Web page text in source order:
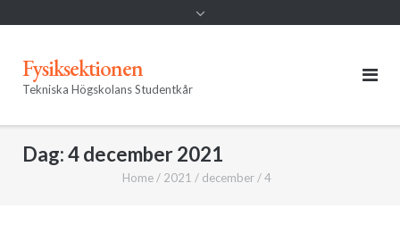
Fysiksektionen
Tekniska Högskolans Studentkår
Dag:4 december 2021
Home / 2021 / december / 4